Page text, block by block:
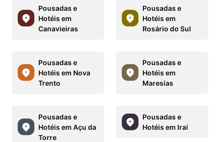
Pousadas e
Hotéis em
Canavieiras
Pousadas e
Hotéis em
Rosário do Sul
Pousadas e
Hotéis em Nova
Trento
Pousadas e
Hotéis em
Maresias
Pousadas e
Hotéis em Açu da
Torre
Pousadas e
Hotéis em Iraí